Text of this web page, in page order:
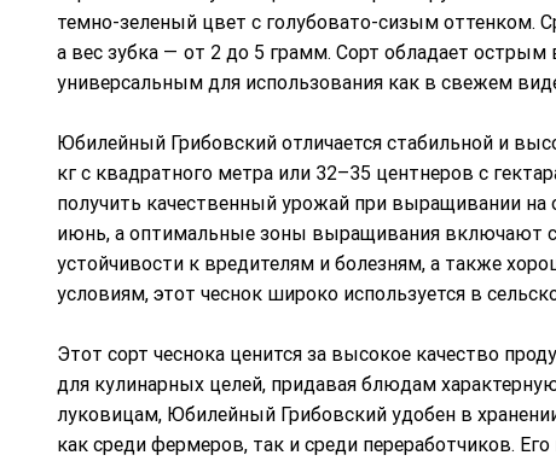
темно-зеленый цвет с голубовато-сизым оттенком.
а вес зубка — от 2 до 5 грамм. Сорт обладает
универсальным для использования как в свежем
Юбилейный Грибовский отличается стабильной и
кг с квадратного метра или 32–35 центнеров с
получить качественный урожай при выращивании
июнь, а оптимальные зоны выращивания включают
устойчивости к вредителям и болезням, а также
условиям, этот чеснок широко используется в
Этот сорт чеснока ценится за высокое качество
для кулинарных целей, придавая блюдам
луковицам, Юбилейный Грибовский удобен в
как среди фермеров, так и среди переработчиков.